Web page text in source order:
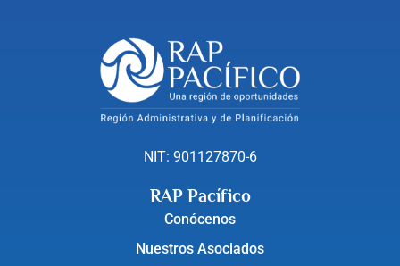
NIT: 901127870-6
RAP Pacífico
Conócenos
Nuestros Asociados